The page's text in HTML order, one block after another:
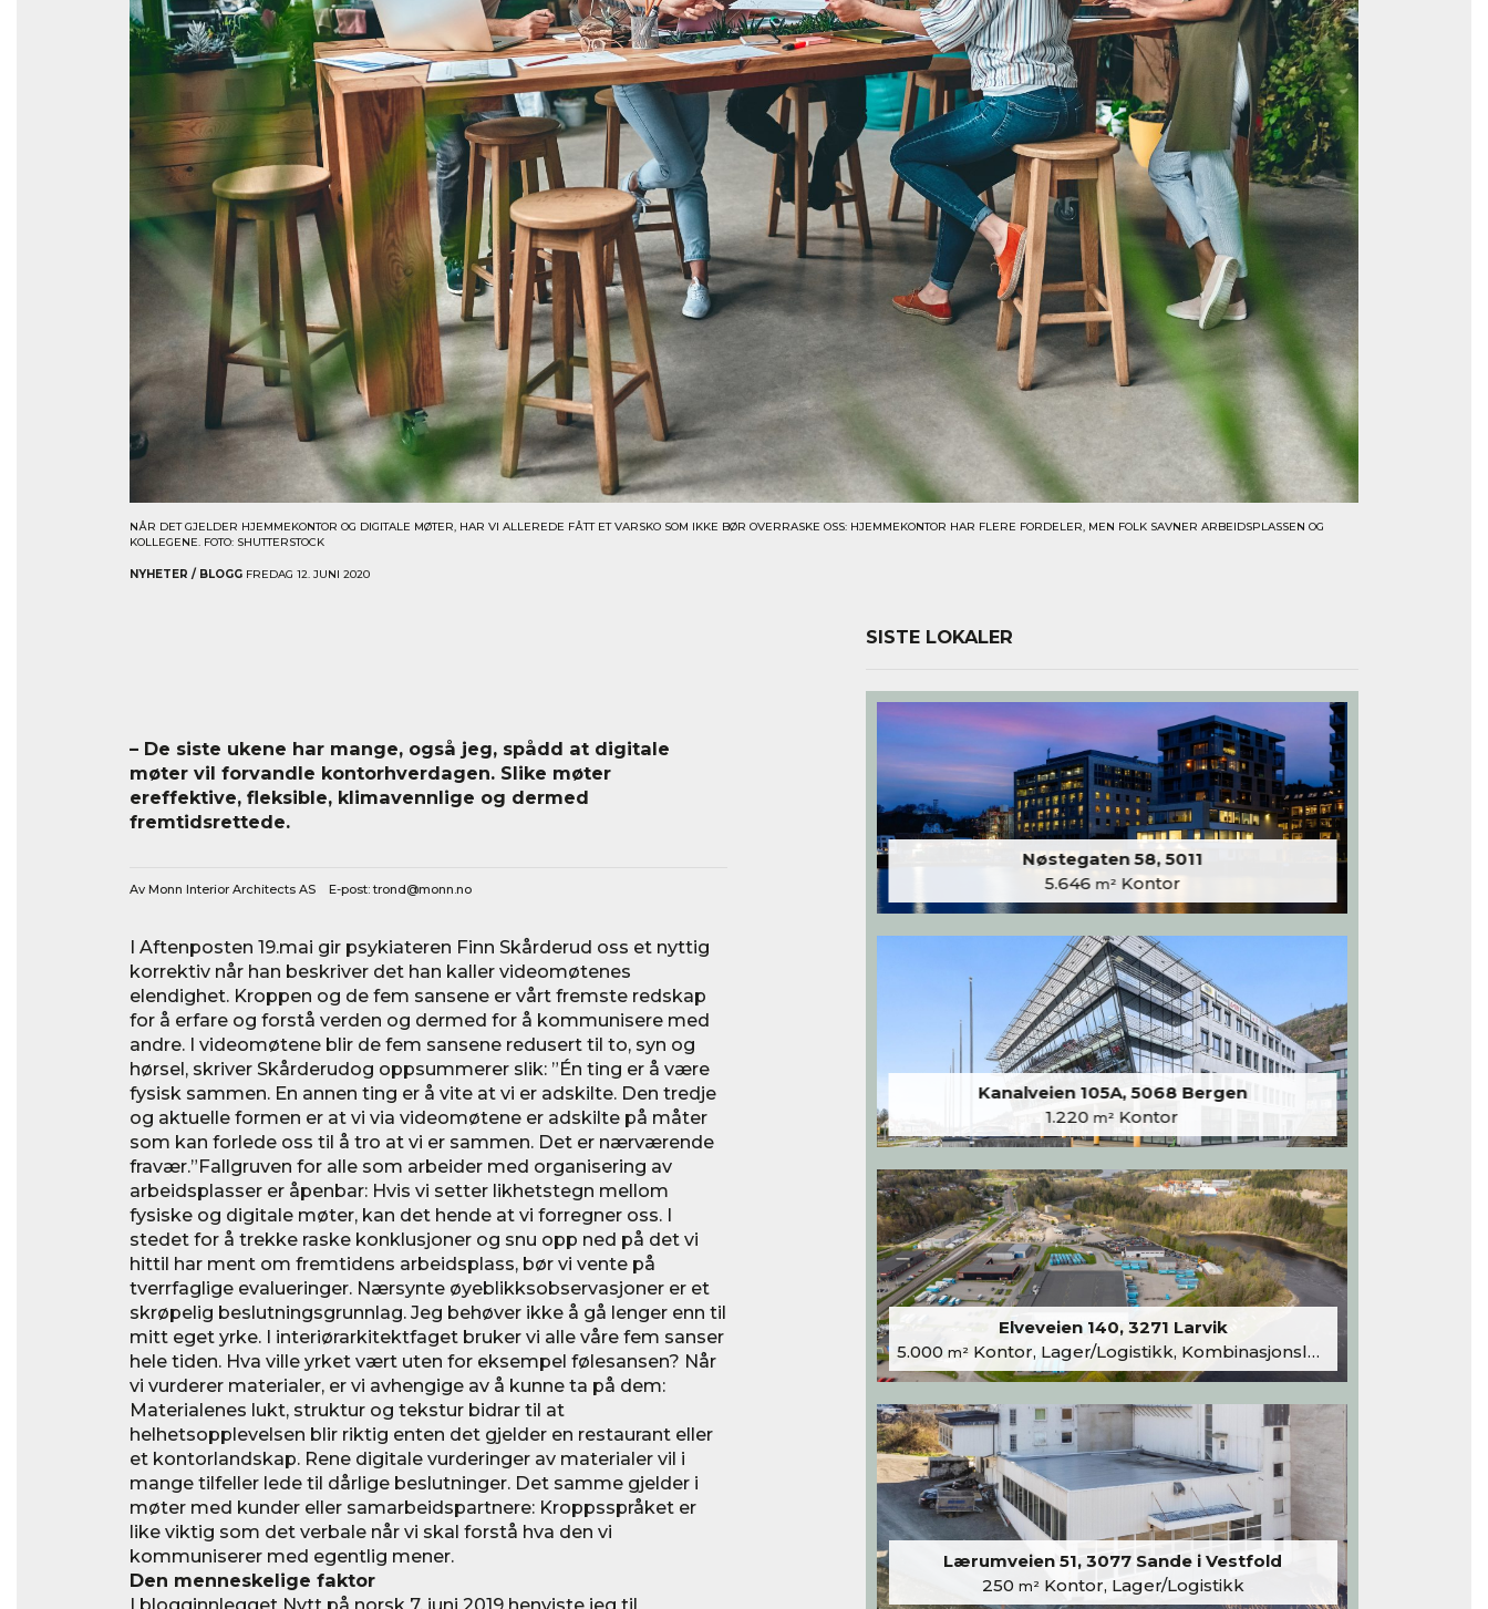
NÅR DET GJELDER HJEMMEKONTOR OG DIGITALE MØTER, HAR VI ALLEREDE FÅTT ET VARSKO SOM IKKE BØR OVERRASKE OSS: HJEMMEKONTOR HAR FLERE FORDELER, MEN FOLK SAVNER ARBEIDSPLASSEN OG
KOLLEGENE. FOTO: SHUTTERSTOCK
NYHETER / BLOGG FREDAG 12. JUNI 2020
– De siste ukene har mange, også jeg, spådd at digitale
møter vil forvandle kontorhverdagen. Slike møter
ereffektive, fleksible, klimavennlige og dermed
fremtidsrettede.
Av Monn Interior Architects AS E-post: trond@monn.no
I Aftenposten 19.mai gir psykiateren Finn Skårderud oss et nyttig
korrektiv når han beskriver det han kaller videomøtenes
elendighet. Kroppen og de fem sansene er vårt fremste redskap
for å erfare og forstå verden og dermed for å kommunisere med
andre. I videomøtene blir de fem sansene redusert til to, syn og
hørsel, skriver Skårderudog oppsummerer slik: ”Én ting er å være
fysisk sammen. En annen ting er å vite at vi er adskilte. Den tredje
og aktuelle formen er at vi via videomøtene er adskilte på måter
som kan forlede oss til å tro at vi er sammen. Det er nærværende
fravær.”Fallgruven for alle som arbeider med organisering av
arbeidsplasser er åpenbar: Hvis vi setter likhetstegn mellom
fysiske og digitale møter, kan det hende at vi forregner oss. I
stedet for å trekke raske konklusjoner og snu opp ned på det vi
hittil har ment om fremtidens arbeidsplass, bør vi vente på
tverrfaglige evalueringer. Nærsynte øyeblikksobservasjoner er et
skrøpelig beslutningsgrunnlag. Jeg behøver ikke å gå lenger enn til
mitt eget yrke. I interiørarkitektfaget bruker vi alle våre fem sanser
hele tiden. Hva ville yrket vært uten for eksempel følesansen? Når
vi vurderer materialer, er vi avhengige av å kunne ta på dem:
Materialenes lukt, struktur og tekstur bidrar til at
helhetsopplevelsen blir riktig enten det gjelder en restaurant eller
et kontorlandskap. Rene digitale vurderinger av materialer vil i
mange tilfeller lede til dårlige beslutninger. Det samme gjelder i
møter med kunder eller samarbeidspartnere: Kroppsspråket er
like viktig som det verbale når vi skal forstå hva den vi
kommuniserer med egentlig mener.
Den menneskelige faktor
I blogginnlegget Nytt på norsk 7. juni 2019 henviste jeg til
SISTE LOKALER
Nøstegaten 58, 5011
5.646 m² Kontor
Kanalveien 105A, 5068 Bergen
1.220 m² Kontor
Elveveien 140, 3271 Larvik
5.000 m²Kontor, Lager/Logistikk, Kombinasjonslokaler
Lærumveien 51, 3077 Sande i Vestfold
250 m²Kontor, Lager/Logistikk